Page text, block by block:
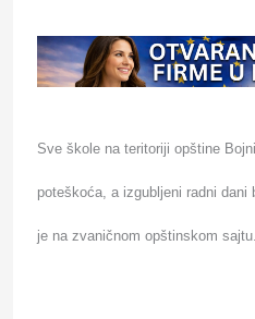
Sve škole na teritoriji opštine
poteškoća, a izgubljeni radni dani
je na zvaničnom opštinskom sajtu.